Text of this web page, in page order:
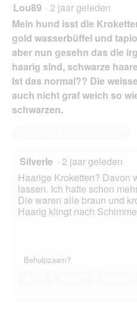
Lou89 · 2 jaar geleden
Mein hund isst die
gold wasserbüffel und
aber nun gesehn das die
haarig sind, schwarze
Ist das normal?? Die
auch nicht graf weich so
schwarzen.
Silverle · 2 jaar geleden
Haarige Kroketten? Davon
lassen. Ich hatte schon
Die waren alle braun und
Haarig klingt nach
Behulpzaam?